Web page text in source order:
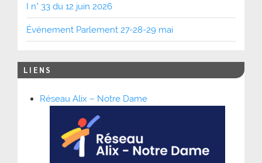
I n° 33 du 12 juin 2026
Événement Parlement 27-28-29 mai
LIENS
Réseau Alix – Notre Dame